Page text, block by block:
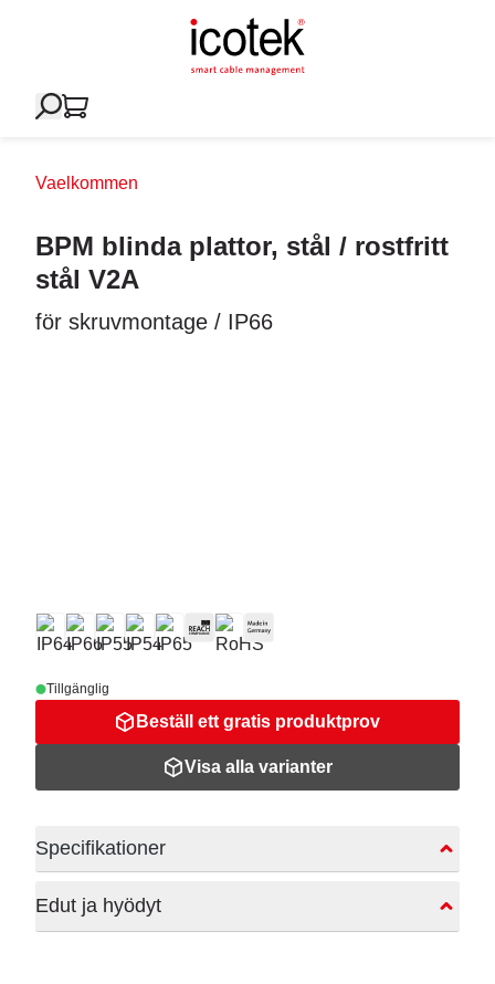
Vaelkommen
BPM blinda plattor, stål / rostfritt
stål V2A
för skruvmontage / IP66
Tillgänglig
Beställ ett gratis produktprov
Visa alla varianter
Specifikationer
Edut ja hyödyt